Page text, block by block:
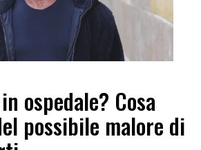
ospedale? Cosa
possibile malore di